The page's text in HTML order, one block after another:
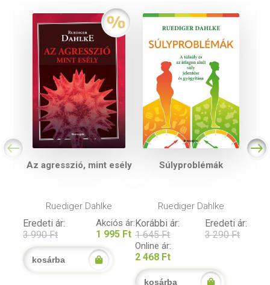
Az agresszió, mint esély
Ruediger Dahlke
Eredeti ár:
3 990 Ft
Akciós ár:
1 995 Ft
kosárba
Súlyproblémák
Ruediger Dahlke
Korábbi ár:
1 645 Ft
Eredeti ár:
3 290 Ft
Online ár:
2 468 Ft
kosárba